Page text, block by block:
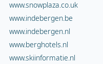
www.indebergen.nl
www.berghotels.nl
www.skiinformatie.nl
www.hetisvakantie.nl
www.sneeuwhoogten.nl